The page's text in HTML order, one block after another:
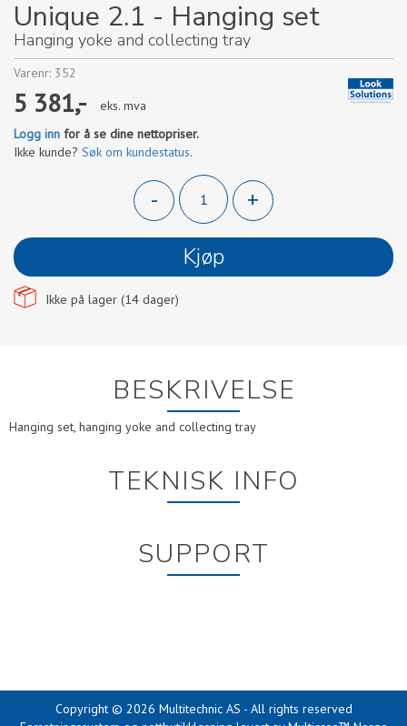
Unique 2.1 - Hanging set
Hanging yoke and collecting tray
Varenr: 352
5 381,-
eks. mva
Logg inn for å se dine nettopriser.
Ikke kunde? Søk om kundestatus.
-
+
Kjøp
Ikke på lager (14 dager)
BESKRIVELSE
Hanging set, hanging yoke and collecting tray
TEKNISK INFO
SUPPORT
Copyright © 2026 Multitechnic AS - All rights reserved